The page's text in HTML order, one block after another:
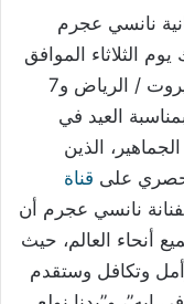
نانسي عجرم
الثلاثاء الموافق
26 مايو، في الساعة 8 مساءً بتوقيت بيروت / الرياض و7
العيد في
الذين
على قناة
نانسي عجرم أن
أنحاء العالم، حيث
وتكافل وستقدم